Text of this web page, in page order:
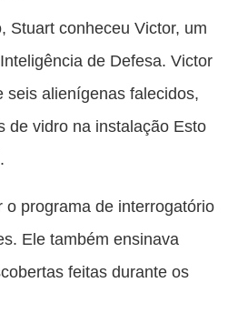
Stuart conheceu Victor, um
de Defesa. Victor
seis alienígenas falecidos,
de vidro na instalação Esto
o programa de interrogatório
Ele também ensinava
feitas durante os